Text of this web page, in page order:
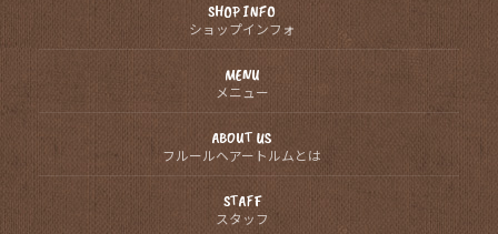
SHOP INFO
ショップインフォ
MENU
メニュー
ABOUT US
フルールヘアートルムとは
STAFF
スタッフ